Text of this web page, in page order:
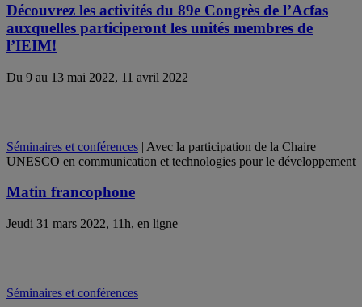
Découvrez les activités du 89e Congrès de l’Acfas
auxquelles participeront les unités membres de
l’IEIM!
Du 9 au 13 mai 2022, 11 avril 2022
Séminaires et conférences | Avec la participation de la Chaire
UNESCO en communication et technologies pour le développement
Matin francophone
Jeudi 31 mars 2022, 11h, en ligne
Séminaires et conférences